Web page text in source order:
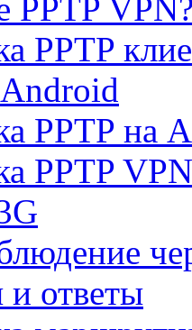
PPTP
PPTP
PPTP на
PPTP
ответы